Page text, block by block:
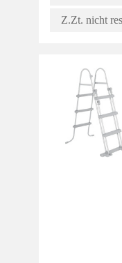
Z.Zt. nicht